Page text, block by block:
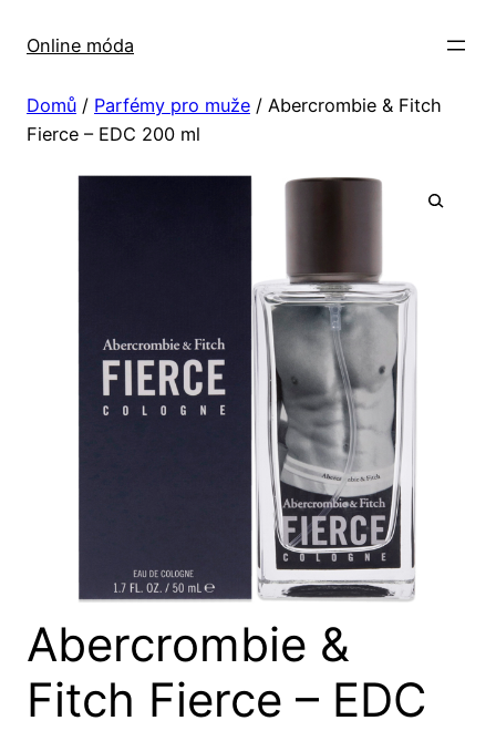
Online móda
Domů / Parfémy pro muže / Abercrombie & Fitch
Fierce – EDC 200 ml
Abercrombie &
Fitch Fierce – EDC